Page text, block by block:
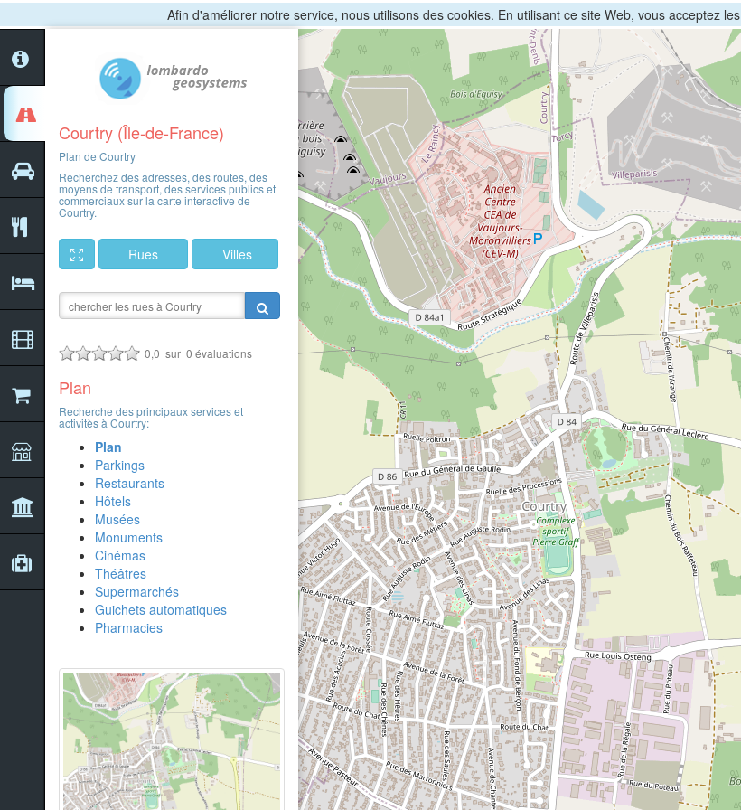
Afin d'améliorer notre service, nous utilisons des cookies. En utilisant ce site Web, vous acceptez les
Courtry (Île-de-France)
Plan de Courtry
Recherchez des adresses, des routes, des
moyens de transport, des services publics et
commerciaux sur la carte interactive de
Courtry.
Rues Villes
0,0 sur 0 évaluations
Plan
Recherche des principaux services et
activitès à Courtry:
Plan
Parkings
Restaurants
Hôtels
Musées
Monuments
Cinémas
Théâtres
Supermarchés
Guichets automatiques
Pharmacies